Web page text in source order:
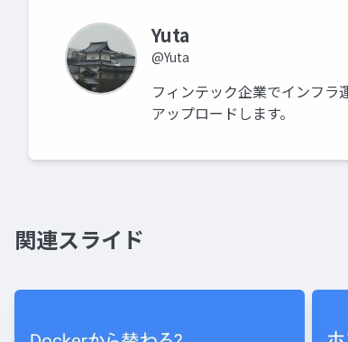
Yuta
@Yuta
フィンテック企業でインフラ
アップロードします。
関連スライド